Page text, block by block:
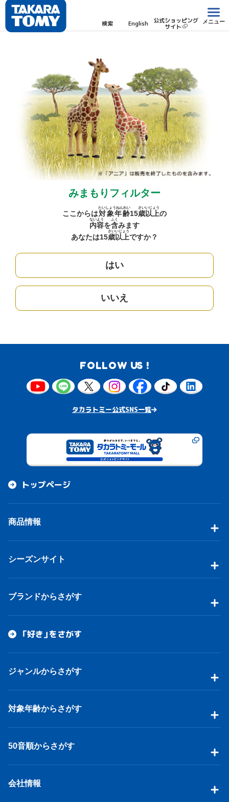
検索 English 公式ショッピング
サイト
メニュー
みまもりフィルター
ここからは対象年齢
たいしょうねんれい
15歳
さい
以上
いじょう
の
内容
ないよう
を含
ふく
みます
あなたは15歳
さい
以上
いじょう
ですか？
はい
いいえ
FOLLOW US !
タカラトミー公式SNS一覧
トップページ
商品情報
シーズンサイト
ブランドからさがす
「好き」をさがす
ジャンルからさがす
対象年齢からさがす
50音順からさがす
会社情報